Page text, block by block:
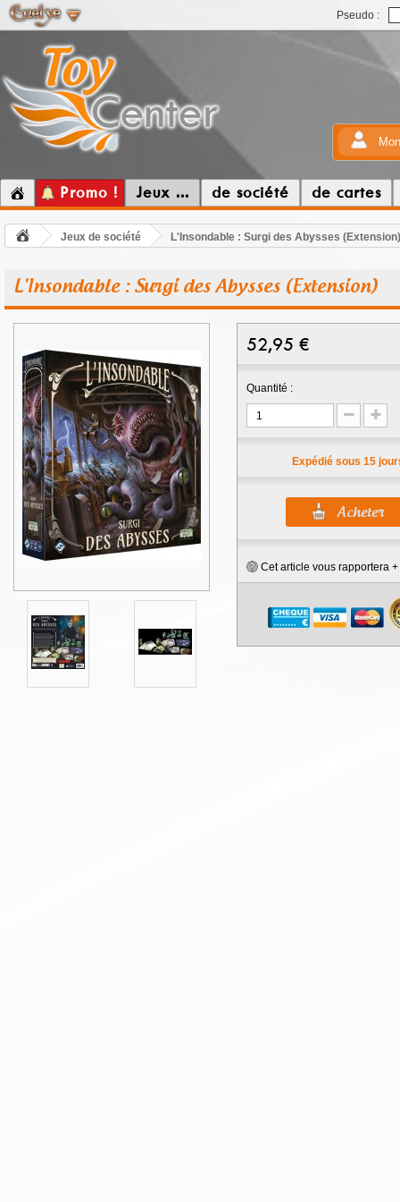
Pseudo :
Promo ! Jeux ... de société de cartes
Jeux de société L'Insondable : Surgi des Abysses (Extension)
L'Insondable : Surgi des Abysses (Extension)
52,95 €
Quantité :
Expédié sous 15
Cet article vous rapportera +